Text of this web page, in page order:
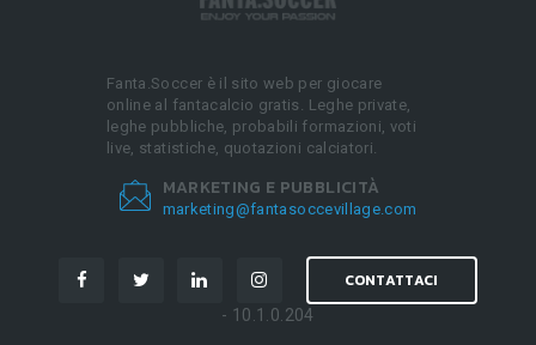
Fanta.Soccer è il sito web per giocare
online al fantacalcio gratis. Leghe private,
leghe pubbliche, probabili formazioni, voti
live, statistiche, quotazioni calciatori.
MARKETING E PUBBLICITÀ
marketing@fantasoccevillage.com
CONTATTACI
- 10.1.0.204